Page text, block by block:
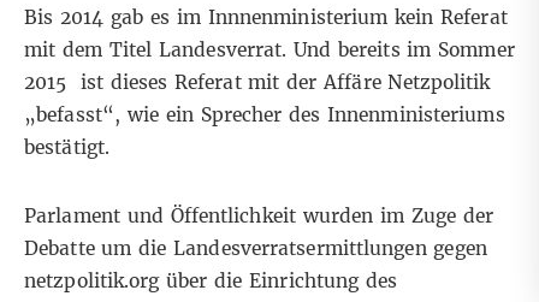
Bis 2014 gab es im Innnenministerium kein Referat
mit dem Titel Landesverrat. Und bereits im Sommer
2015 ist dieses Referat mit der Affäre Netzpolitik
„befasst“, wie ein Sprecher des Innenministeriums
bestätigt.
Parlament und Öffentlichkeit wurden im Zuge der
Debatte um die Landesverratsermittlungen gegen
netzpolitik.org über die Einrichtung des